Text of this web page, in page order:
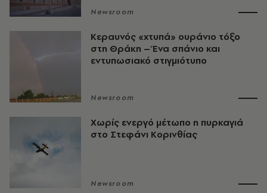
Newsroom
Κεραυνός «χτυπά» ουράνιο τόξο
στη Θράκη – Ένα σπάνιο και
εντυπωσιακό στιγμιότυπο
Newsroom
Χωρίς ενεργό μέτωπο η πυρκαγιά
στο Στεφάνι Κορινθίας
Newsroom